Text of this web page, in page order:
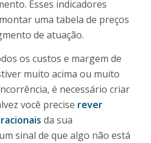
Esses indicadores
uma tabela de preços
de atuação.
os custos e margem de
muito acima ou muito
é necessário criar
você precise rever
da sua
sinal de que algo não está